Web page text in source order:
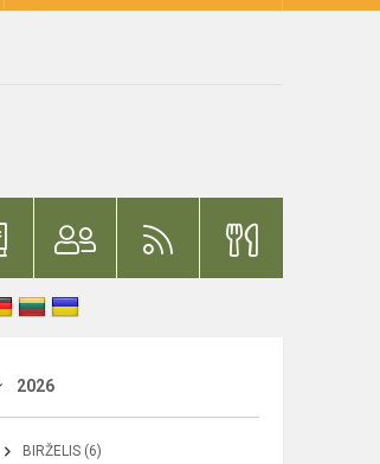
2026
BIRŽELIS (6)